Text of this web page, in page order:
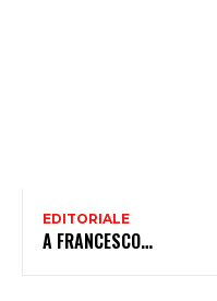
EDITORIALE
A FRANCESCO…